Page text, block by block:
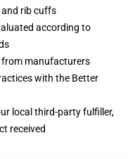
rib cuffs
according to
from manufacturers
with the Better
local third-party fulfiller,
received